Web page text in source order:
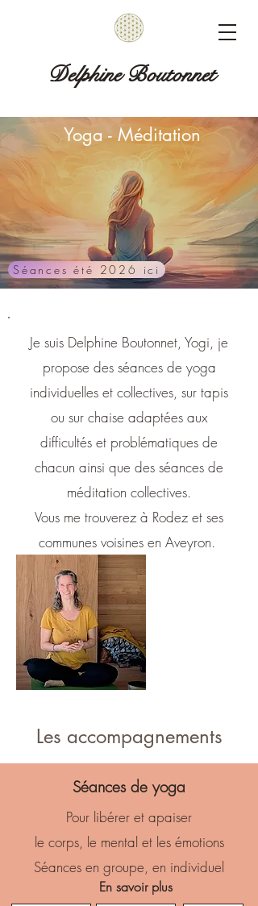
Delphine Boutonnet
Yoga - Méditation
Séances été 2026 ici
Je suis Delphine Boutonnet, Yogi, je
propose des séances de yoga
individuelles et collectives, sur tapis
ou sur chaise adaptées aux
difficultés et problématiques de
chacun ainsi que des séances de
méditation collectives.
Vous me trouverez à Rodez et ses
communes voisines en Aveyron.
Les accompagnements
Séances de yoga
Pour libérer et apaiser
le corps, le mental et les émotions
Séances en groupe, en individuel
En savoir plus